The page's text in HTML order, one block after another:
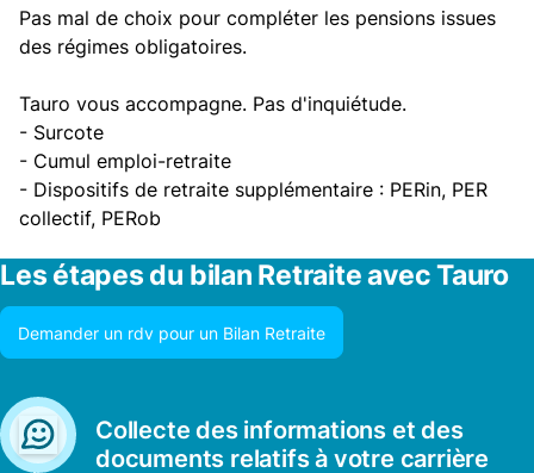
Pas mal de choix pour compléter les pensions issues
des régimes obligatoires.
Tauro vous accompagne. Pas d'inquiétude.
- Surcote
- Cumul emploi-retraite
- Dispositifs de retraite supplémentaire : PERin, PER
collectif, PERob
Les étapes du bilan Retraite avec Tauro
Demander un rdv pour un Bilan Retraite
Collecte des informations et des
documents relatifs à votre carrière